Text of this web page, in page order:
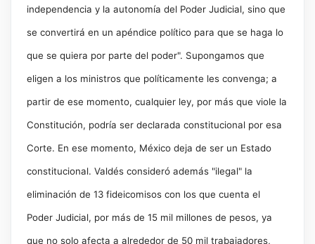
independencia y la autonomía del Poder Judicial, sino que
se convertirá en un apéndice político para que se haga lo
que se quiera por parte del poder". Supongamos que
eligen a los ministros que políticamente les convenga; a
partir de ese momento, cualquier ley, por más que viole la
Constitución, podría ser declarada constitucional por esa
Corte. En ese momento, México deja de ser un Estado
constitucional. Valdés consideró además "ilegal" la
eliminación de 13 fideicomisos con los que cuenta el
Poder Judicial, por más de 15 mil millones de pesos, ya
que no solo afecta a alrededor de 50 mil trabajadores,